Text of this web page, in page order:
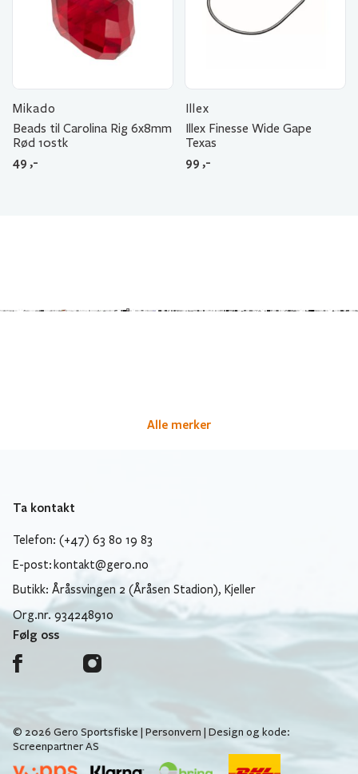
Mikado
Beads til Carolina Rig 6x8mm
Rød 10stk
49 ,-
Illex
Illex Finesse Wide Gape
Texas
99 ,-
Alle merker
Ta kontakt
Telefon: (+47) 63 80 19 83
E-post: kontakt@gero.no
Butikk: Åråssvingen 2 (Åråsen Stadion), Kjeller
Org.nr. 934248910
Følg oss
© 2026 Gero Sportsfiske | Personvern | Design og kode:
Screenpartner AS